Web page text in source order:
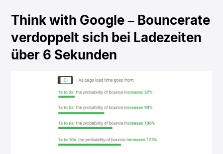
Think with Google – Bouncerate
verdoppelt sich bei Ladezeiten
über 6 Sekunden